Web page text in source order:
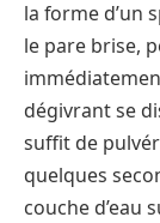
la forme d’un
le pare brise,
dégivrant se
suffit de
quelques
couche d’eau